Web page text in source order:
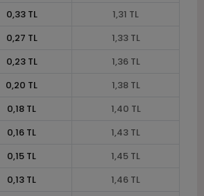
0,33 TL
1,31 TL
0,27 TL
1,33 TL
0,23 TL
1,36 TL
0,20 TL
1,38 TL
0,18 TL
1,40 TL
0,16 TL
1,43 TL
0,15 TL
1,45 TL
0,13 TL
1,46 TL